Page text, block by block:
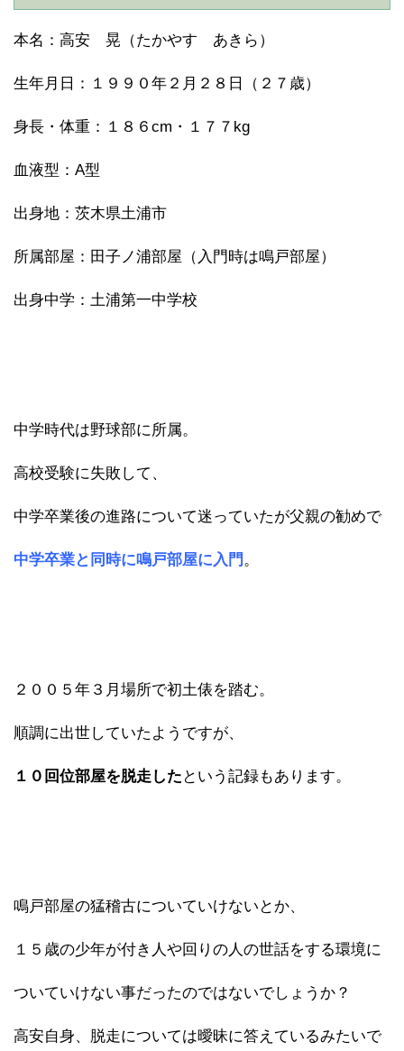
本名：高安 晃（たかやす あきら）
生年月日：１９９０年２月２８日（２７歳）
身長・体重：１８６cm・１７７kg
血液型：A型
出身地：茨木県土浦市
所属部屋：田子ノ浦部屋（入門時は鳴戸部屋）
出身中学：土浦第一中学校
中学時代は野球部に所属。
高校受験に失敗して、
中学卒業後の進路について迷っていたが父親の勧めで
中学卒業と同時に鳴戸部屋に入門。
２００５年３月場所で初土俵を踏む。
順調に出世していたようですが、
１０回位部屋を脱走した という記録もあります。
鳴戸部屋の猛稽古についていけないとか、
１５歳の少年が付き人や回りの人の世話をする環境に
ついていけない事だったのではないでしょうか？
高安自身、脱走については曖昧に答えているみたいで